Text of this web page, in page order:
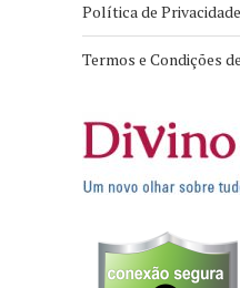
Política de
Termos e Condições